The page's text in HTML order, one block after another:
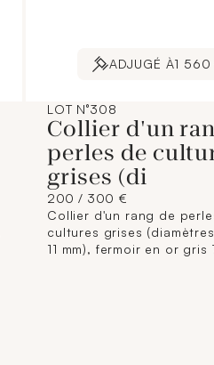
ADJUGÉ À1 560
LOT N°308
Collier d'un
perles de
grises (di
200 / 300 €
Collier d'un rang de
cultures grises
11 mm), fermoir en or gris